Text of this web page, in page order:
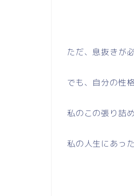
ただ、息抜きが
でも、自分の性
私のこの張り詰
私の人生にあっ